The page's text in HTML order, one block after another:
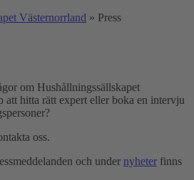
Västernorrland » Press
om Hushållningssällskapet
hitta rätt expert eller boka en intervju
oss.
och under nyheter finns